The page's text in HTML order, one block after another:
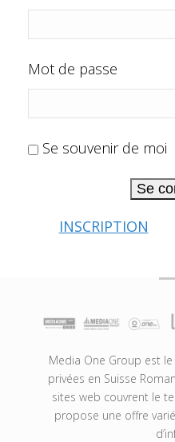
Mot de passe
Se souvenir de moi
Se
INSCRIPTION
Media One Group est
privées en Suisse
sites web couvrent le
propose une offre